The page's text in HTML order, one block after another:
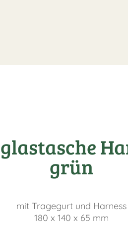
grün
mit Tragegurt und Harness
180 x 140 x 65 mm